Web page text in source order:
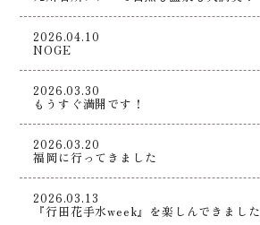
2026.04.10
NOGE
2026.03.30
もうすぐ満開です！
2026.03.20
福岡に行ってきました
2026.03.13
『行田花手水week』を楽しんできました